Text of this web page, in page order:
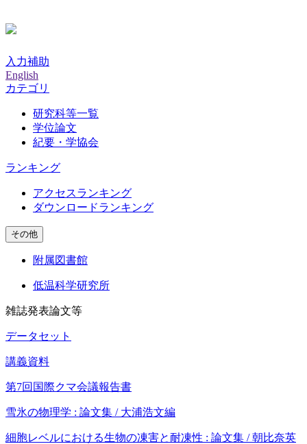
入力補助
English
カテゴリ
研究科等一覧
学位論文
紀要・学協会
ランキング
アクセスランキング
ダウンロードランキング
その他
附属図書館
低温科学研究所
雑誌発表論文等
データセット
講義資料
第7回国際クマ会議報告書
雪氷の物理学 : 論文集 / 大浦浩文編
細胞レベルにおける生物の凍害と耐凍性 : 論文集 / 朝比奈英